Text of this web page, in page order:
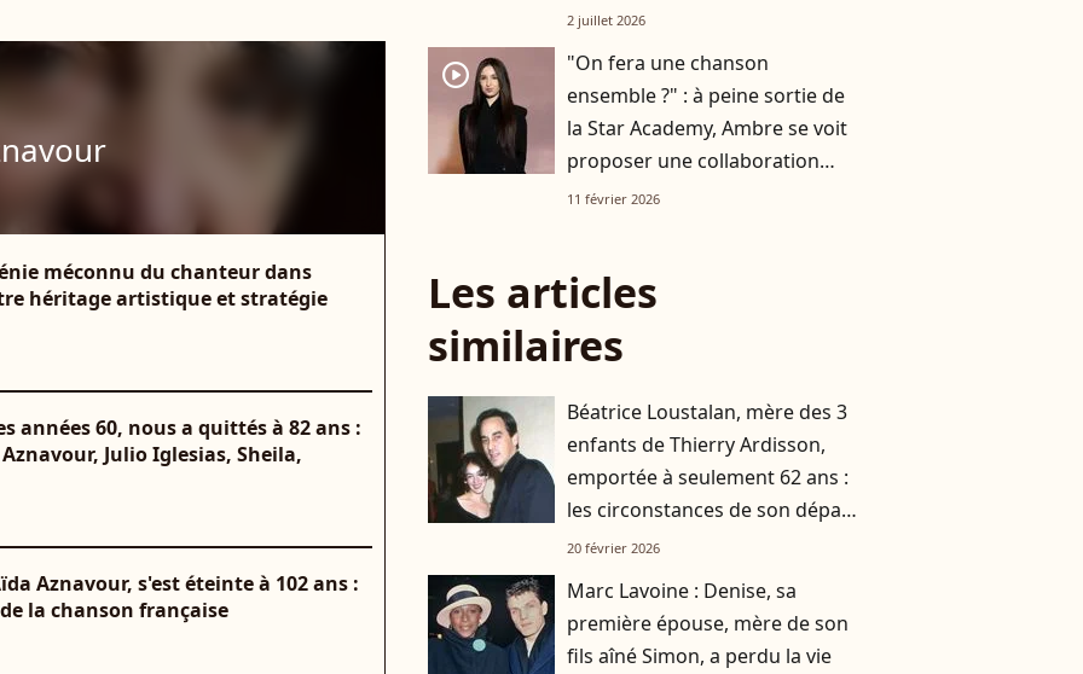
méconnu du chanteur dans
héritage artistique et stratégie
années 60, nous a quittés à 82 ans :
Julio Iglesias, Sheila,
Aznavour, s'est éteinte à 102 ans :
la chanson française
artistique et stratégie
2 juillet 2026
player2
"On fera une chanson
ensemble ?" : à peine sortie de
la Star Academy, Ambre se voit
proposer une collaboration
avec une icône de la chanson
11 février 2026
Les articles
similaires
Béatrice Loustalan, mère des 3
enfants de Thierry Ardisson,
emportée à seulement 62 ans :
les circonstances de son départ
connues
20 février 2026
Marc Lavoine : Denise, sa
première épouse, mère de son
fils aîné Simon, a perdu la vie